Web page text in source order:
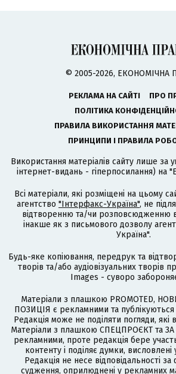
© 2005-2026, ЕКОНОМІЧНА
РЕКЛАМА НА САЙТІ
ПРО
ПОЛІТИКА
ПРАВИЛА ВИКОРИСТАННЯ
ПРИНЦИПИ І ПРАВИЛА
Використання матеріалів сайту лише за
інтернет-видань - гіперпосилання) на
Всі матеріали, які розміщені на цьому
агентство "Інтерфакс-Україна", не
відтворенню та/чи розповсюдженню
інакше як з письмового дозволу
Україна".
Будь-яке копіювання, передрук та
творів та/або аудіовізуальних творів
Images - суворо
Матеріали з плашкою PROMOTED,
ПОЗИЦІЯ є рекламними та
Редакція може не поділяти погляди, які
Матеріали з плашкою СПЕЦПРОЄКТ та
рекламними, проте редакція бере
контенту і поділяє думки, висловлені
Редакція не несе відповідальності за
судження, оприлюднені у рекламних